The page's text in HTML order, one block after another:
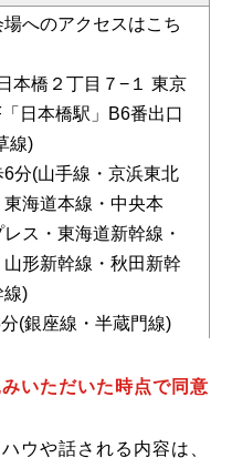
場へのアクセスはこち
本橋２丁目７−１ 東京
日本橋駅」B6番出口
線)
6分(山手線・京浜東北
海道本線・中央本
ス・東海道新幹線・
形新幹線・秋田新幹
線)
(銀座線・半蔵門線)
いただいた時点で同意
ウや話される内容は、